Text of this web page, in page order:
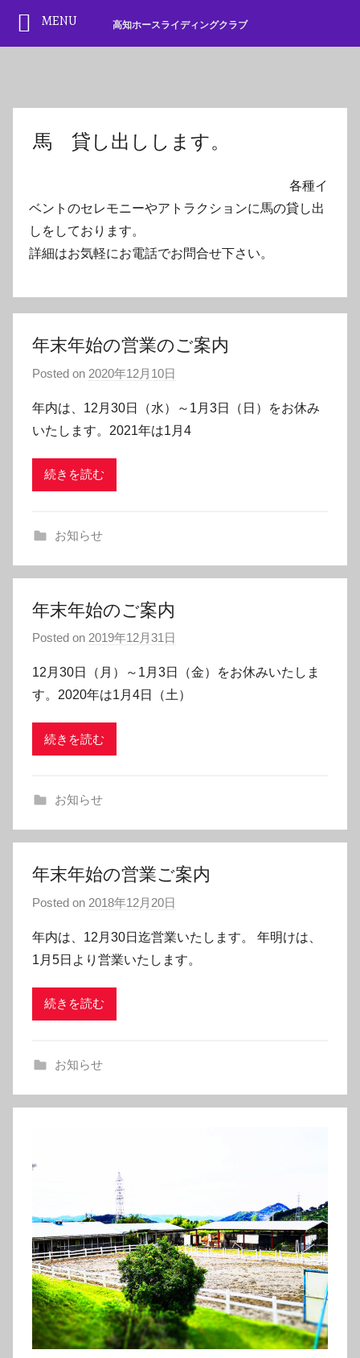
馬 貸し出しします。
各種イ
ベントのセレモニーやアトラクションに馬の貸し出
しをしております。
詳細はお気軽にお電話でお問合せ下さい。
年末年始の営業のご案内
Posted on 2020年12月10日
年内は、12月30日（水）～1月3日（日）をお休み
いたします。2021年は1月4
続きを読む
お知らせ
年末年始のご案内
Posted on 2019年12月31日
12月30日（月）～1月3日（金）をお休みいたしま
す。2020年は1月4日（土）
続きを読む
お知らせ
年末年始の営業ご案内
Posted on 2018年12月20日
年内は、12月30日迄営業いたします。 年明けは、
1月5日より営業いたします。
続きを読む
お知らせ
MENU 高知ホースライディングクラブ